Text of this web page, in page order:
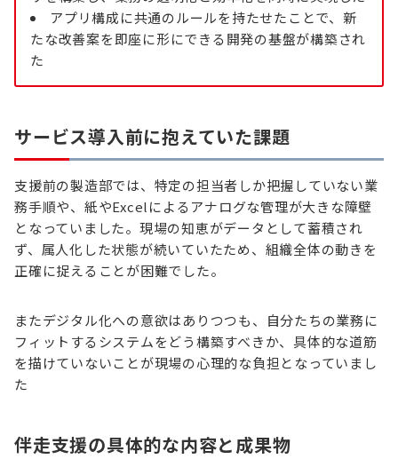
アプリ構成に共通のルールを持たせたことで、新
たな改善案を即座に形にできる開発の基盤が構築され
た
サービス導入前に抱えていた課題
支援前の製造部では、特定の担当者しか把握していない業
務手順や、紙やExcelによるアナログな管理が大きな障壁
となっていました。現場の知恵がデータとして蓄積され
ず、属人化した状態が続いていたため、組織全体の動きを
正確に捉えることが困難でした。
またデジタル化への意欲はありつつも、自分たちの業務に
フィットするシステムをどう構築すべきか、具体的な道筋
を描けていないことが現場の心理的な負担となっていまし
た
伴走支援の具体的な内容と成果物